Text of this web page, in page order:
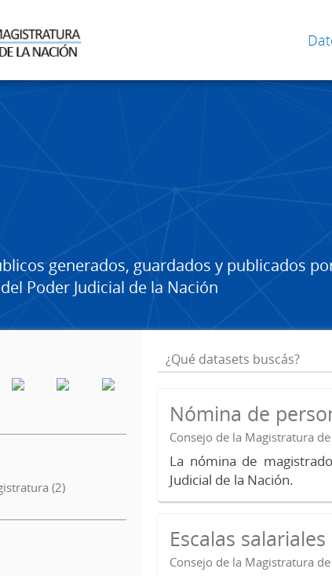
generados, guardados y publicados
Poder Judicial de la Nación
(2)
Nómina de
Consejo de la Magistratura
La nómina de
Judicial de la Nación.
Escalas salariales
Consejo de la Magistratura